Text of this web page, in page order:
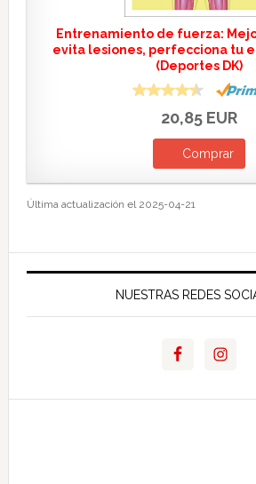
Entrenamiento de fuerza:
evita lesiones, perfecciona tu
(Deportes DK)
20,85 EUR
Comprar
Última actualización el 2025-04-21
NUESTRAS REDES